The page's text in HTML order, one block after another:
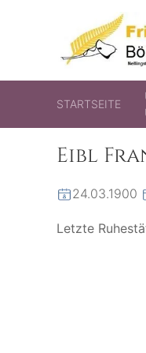
Friedhof
der virtuelle
STARTSEITE
Eibl
24.03.1900
Letzte